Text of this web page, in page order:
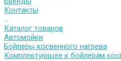
Контакты
...
Каталог товаров
Автомойки
Бойлеры косвенного нагрева
Комплектующее к бойлерам